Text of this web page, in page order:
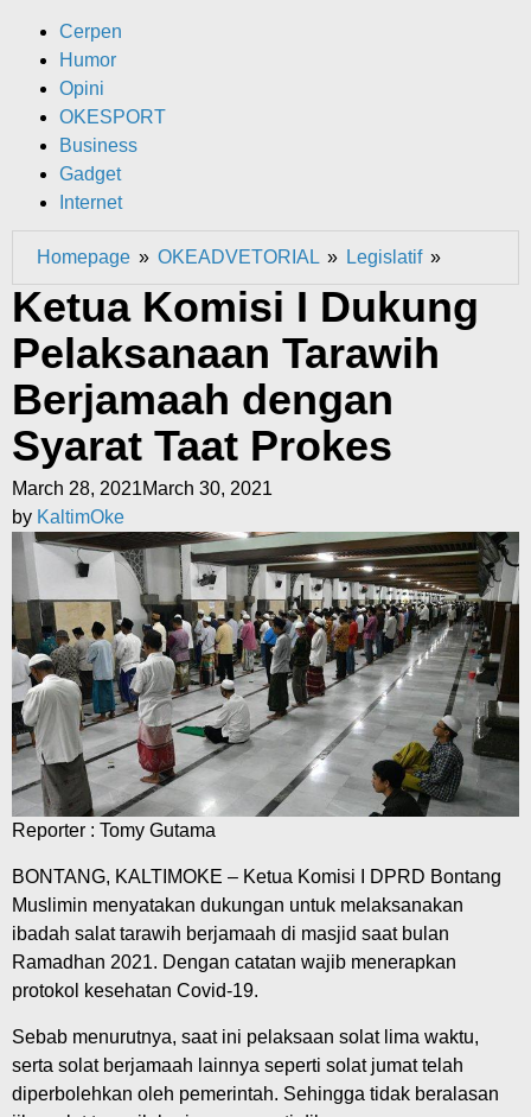
Cerpen
Humor
Opini
OKESPORT
Business
Gadget
Internet
Homepage » OKEADVETORIAL » Legislatif »
Komisi
I
Prokes
Ketua Komisi I Dukung
Pelaksanaan Tarawih
Berjamaah dengan
Syarat Taat Prokes
March 28, 2021March 30, 2021
by KaltimOke
Reporter : Tomy Gutama
BONTANG, KALTIMOKE – Ketua Komisi I DPRD Bontang
Muslimin menyatakan dukungan untuk melaksanakan
ibadah salat tarawih berjamaah di masjid saat bulan
Ramadhan 2021. Dengan catatan wajib menerapkan
protokol kesehatan Covid-19.
Sebab menurutnya, saat ini pelaksaan solat lima waktu,
serta solat berjamaah lainnya seperti solat jumat telah
diperbolehkan oleh pemerintah. Sehingga tidak beralasan